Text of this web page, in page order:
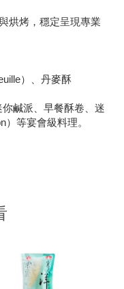
烘烤，穩定呈現專業
）、丹麥酥
鹹派、早餐酥卷、迷
等宴會級料理。